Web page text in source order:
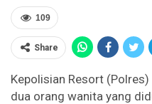
109
Share
Kepolisian Resort
dua orang wanita yang